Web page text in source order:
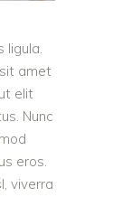
ligula.
amet
elit
Nunc
eros.
viverra